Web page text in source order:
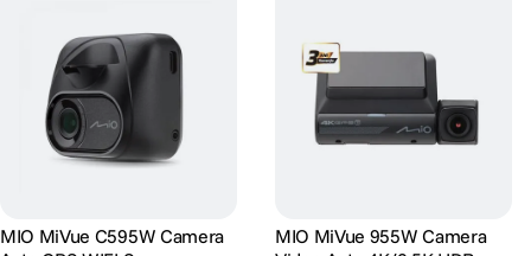
MIO MiVue C595W Camera
MIO MiVue 955W Camera